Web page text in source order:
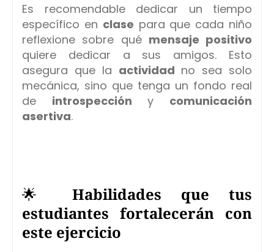
Es recomendable dedicar un tiempo
específico en clase para que cada niño
reflexione sobre qué mensaje positivo
quiere dedicar a sus amigos. Esto
asegura que la actividad no sea solo
mecánica, sino que tenga un fondo real
de introspección y comunicación
asertiva.
🌟 Habilidades que tus
estudiantes fortalecerán con
este ejercicio